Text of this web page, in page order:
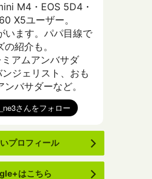
M4・EOS 5D4・
X5ユーザー。
います。パパ目線で
紹介も。
アムアンバサダ
ジェリスト、おも
バサダーなど。
プロフィール
はこちら